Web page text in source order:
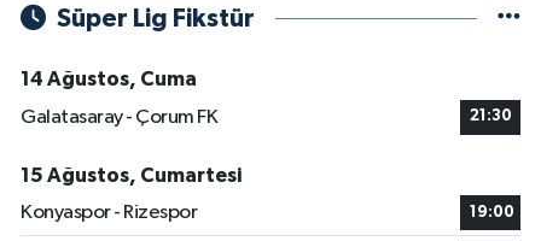
Süper Lig Fikstür
14 Ağustos, Cuma
Galatasaray - Çorum FK
21:30
15 Ağustos, Cumartesi
Konyaspor - Rizespor
19:00